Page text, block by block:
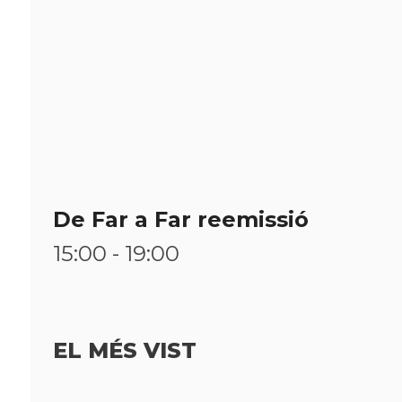
De Far a Far reemissió
15:00 - 19:00
EL MÉS VIST